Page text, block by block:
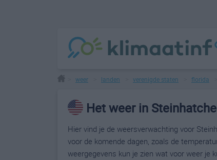
weer landen verenigde staten florida
Het weer in
Hier vind je de weersverwachting voor
voor de komende dagen, zoals de
weergegevens kun je zien wat voor weer je